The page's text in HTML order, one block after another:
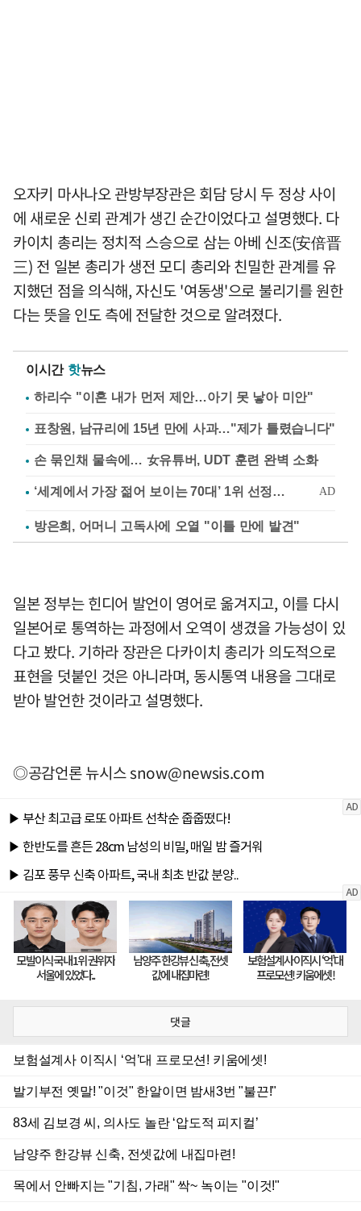
오자키 마사나오 관방부장관은 회담 당시 두 정상 사이
에 새로운 신뢰 관계가 생긴 순간이었다고 설명했다. 다
카이치 총리는 정치적 스승으로 삼는 아베 신조(安倍晋
三) 전 일본 총리가 생전 모디 총리와 친밀한 관계를 유
지했던 점을 의식해, 자신도 '여동생'으로 불리기를 원한
다는 뜻을 인도 측에 전달한 것으로 알려졌다.
이시간 핫뉴스
하리수 "이혼 내가 먼저 제안…아기 못 낳아 미안"
표창원, 남규리에 15년 만에 사과…"제가 틀렸습니다"
손 묶인채 물속에… 女유튜버, UDT 훈련 완벽 소화
방은희, 어머니 고독사에 오열 "이틀 만에 발견"
일본 정부는 힌디어 발언이 영어로 옮겨지고, 이를 다시
일본어로 통역하는 과정에서 오역이 생겼을 가능성이 있
다고 봤다. 기하라 장관은 다카이치 총리가 의도적으로
표현을 덧붙인 것은 아니라며, 동시통역 내용을 그대로
받아 발언한 것이라고 설명했다.
◎공감언론 뉴시스snow@newsis.com
댓글